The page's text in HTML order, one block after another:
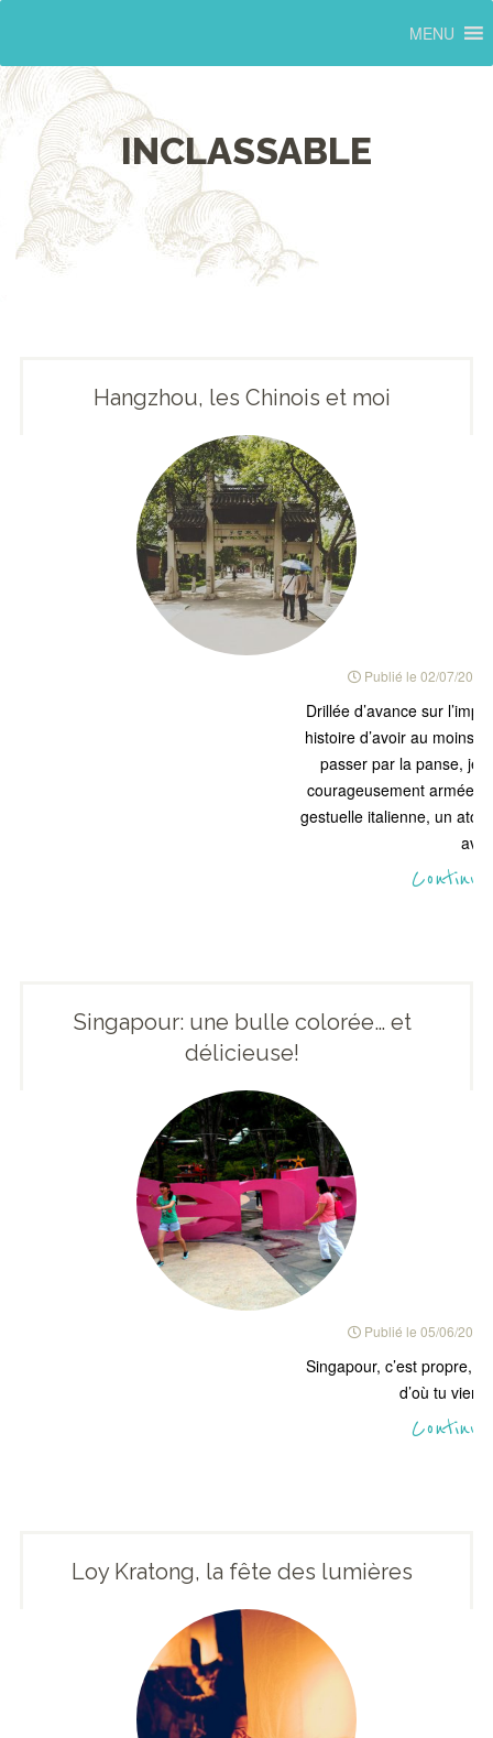
MENU
INCLASSABLE
Hangzhou, les Chinois et moi
Publié le 02/07/2011
Drillée d’avance sur
histoire d’avoir au moins
passer par la panse, je
courageusement armée
gestuelle italienne, un
Singapour: une bulle colorée… et
délicieuse!
Publié le 05/06/2011
Singapour, c’est propre,
d’où tu
Loy Kratong, la fête des lumières